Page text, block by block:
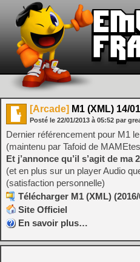
[Arcade] M1 (XML) 14/
Posté le 22/01/2013 à 05:52 par
Dernier référencement pour M1
(maintenu par Tafoid de
Et j’annonce qu’il s’agit de
(et en plus sur un player Audio
(satisfaction personnelle)
Télécharger M1 (XML)
Site Officiel
En savoir plus…